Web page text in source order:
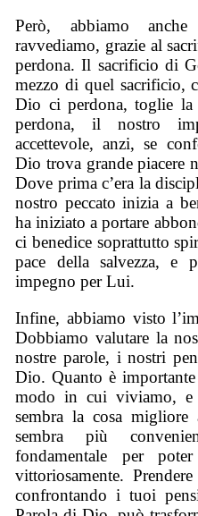
Però, abbiamo
ravvediamo, grazie al
perdona. Il sacrificio di
mezzo di quel sacrificio,
Dio ci perdona, toglie
perdona, il nostro
accettevole, anzi, se
Dio trova grande piacere
Dove prima c’era la
nostro peccato inizia a
ha iniziato a portare
ci benedice soprattutto
pace della salvezza, e
impegno per Lui.
Infine, abbiamo visto
Dobbiamo valutare la
nostre parole, i nostri
Dio. Quanto è importante
modo in cui viviamo,
sembra la cosa
sembra più
fondamentale per
vittoriosamente.
confrontando i tuoi